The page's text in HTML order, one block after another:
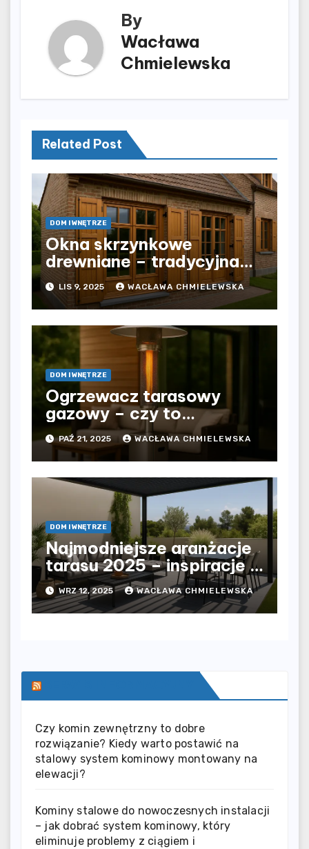
By
Wacława
Chmielewska
Related Post
DOM I WNĘTRZE
Okna skrzynkowe
drewniane – tradycyjna
konstrukcja w nowej
jakości
LIS 9, 2025 WACŁAWA CHMIELEWSKA
DOM I WNĘTRZE
Ogrzewacz tarasowy
gazowy – czy to
najlepszy sposób na
przedłużenie sezonu?
PAŹ 21, 2025 WACŁAWA CHMIELEWSKA
DOM I WNĘTRZE
Najmodniejsze aranżacje
tarasu 2025 – inspiracje i
trendy
WRZ 12, 2025 WACŁAWA CHMIELEWSKA
Czy komin zewnętrzny to dobre
rozwiązanie? Kiedy warto postawić na
stalowy system kominowy montowany na
elewacji?
Kominy stalowe do nowoczesnych instalacji
– jak dobrać system kominowy, który
eliminuje problemy z ciągiem i